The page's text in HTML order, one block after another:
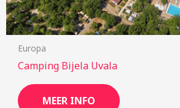
Europa
Camping Bijela Uvala
MEER INFO